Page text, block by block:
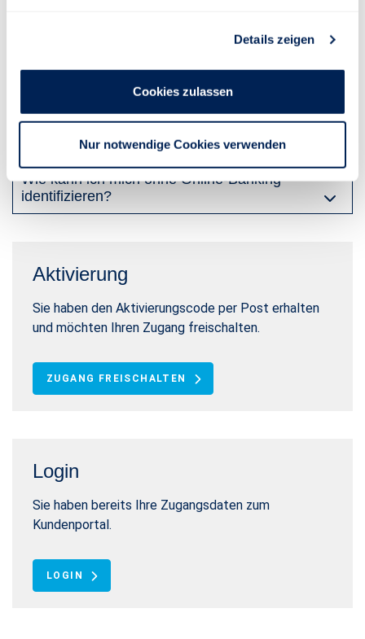
Details zeigen
Cookies zulassen
Nur notwendige Cookies verwenden
Wie funktioniert finAPI?
Ist finAPI sicher?
Wie kann ich mich ohne Online-Banking
identifizieren?
Aktivierung
Sie haben den Aktivierungscode per Post erhalten
und möchten Ihren Zugang freischalten.
ZUGANG FREISCHALTEN
Login
Sie haben bereits Ihre Zugangsdaten zum
Kundenportal.
LOGIN